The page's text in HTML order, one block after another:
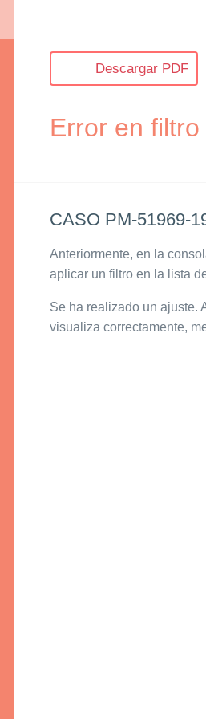
Descargar PDF
Error en
CASO PM-51969-
Anteriormente, en la
aplicar un filtro en la lista
Se ha realizado un ajuste.
visualiza correctamente,